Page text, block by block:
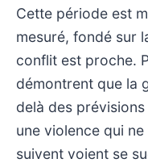
Cette période est
mesuré, fondé sur
conflit est proche.
démontrent que la
delà des
une violence qui
suivent voient se